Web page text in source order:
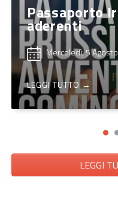
Passaporto
aderenti
Mercoledì, 5
LEGGI TUTTO →
LEGGI